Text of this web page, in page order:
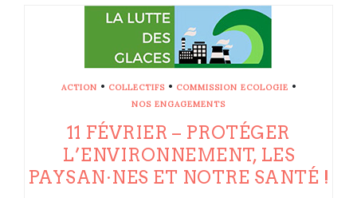
ACTION • COLLECTIFS• COMMISSION ECOLOGIE •
NOS ENGAGEMENTS
11 FÉVRIER – PROTÉGER
L’ENVIRONNEMENT, LES
PAYSAN·NES ET NOTRE SANTÉ !